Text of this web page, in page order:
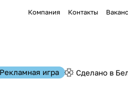
Компания Контакты
Рекламная игра Сделано в